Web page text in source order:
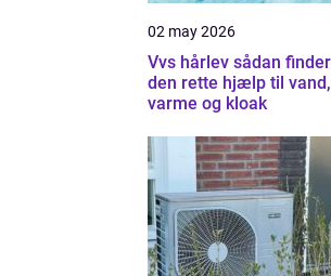
02 may 2026
Vvs hårlev sådan finder du
den rette hjælp til vand,
varme og kloak